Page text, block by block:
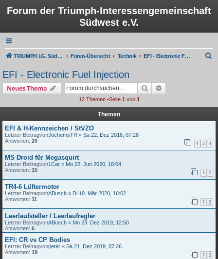
Forum der Triumph-Interessengemeinschaft
Südwest e.V.
TRIUMPH I.G. Südwest e.V. Foren-Übersicht Technik EFI - Electronic Fuel Injection
EFI - Electronic Fuel Injection
Neues Thema Suche
12 Themen •Seite 1 von 1
Themen
EFI & H-Kennzeichen / StVZO
Letzter BeitragvonJochemsTR « Sa 22. Dez 2018, 07:28
Antworten: 20 1 2 3
MS Droid für Megasquirt
Letzter Beitragvon1Car « Mo 22. Jun 2020, 18:04
Antworten: 15 1 2
TR4-6 Lüftermotor
Letzter BeitragvonABusch « Di 10. Mär 2020, 16:02
Antworten: 11 1 2
Leerlaufsteller / Leerlaufregler
Letzter BeitragvonABusch « Mo 23. Dez 2019, 12:50
Antworten: 6
EFI: CR vs CP Bodies
Letzter Beitragvonpeter « Sa 21. Dez 2019, 07:26
Antworten: 19 1 2